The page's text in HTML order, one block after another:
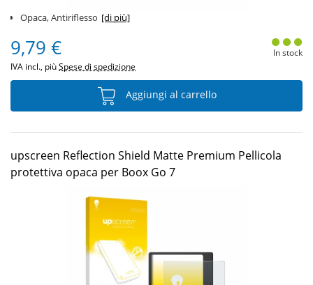
Opaca, Antiriflesso [di più]
9,79 €
IVA incl., piùSpese di spedizione
In stock
Aggiungi al carrello
upscreen Reflection Shield Matte Premium Pellicola
protettiva opaca per Boox Go 7